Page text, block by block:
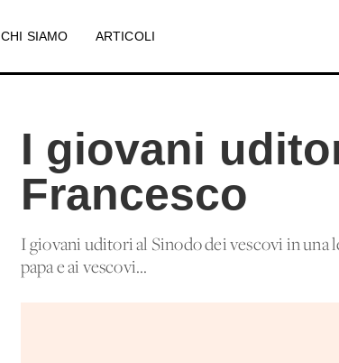
CHI SIAMO ARTICOLI
I giovani
Francesco
I giovani uditori al Sinodo dei vescovi in una
papa e ai vescovi...